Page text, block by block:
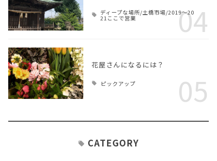
ディープな場所/土橋市場/2019～20
21ここで営業 04
花屋さんになるには？
ピックアップ 05
CATEGORY